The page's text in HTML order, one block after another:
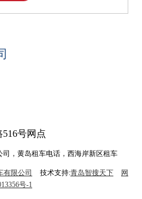
号网点
，黄岛租车电话，西海岸新区租车
有限公司 技术支持:青岛智搜天下
网
号-1